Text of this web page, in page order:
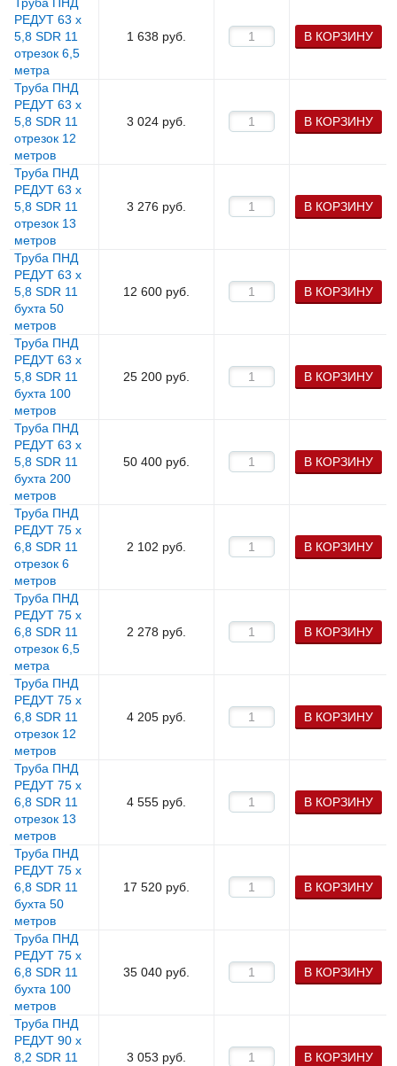
Труба ПНД
РЕДУТ 63 х
5,8 SDR 11
отрезок 6,5
метра
1 638 руб. В КОРЗИНУ
Труба ПНД
РЕДУТ 63 х
5,8 SDR 11
отрезок 12
метров
3 024 руб. В КОРЗИНУ
Труба ПНД
РЕДУТ 63 х
5,8 SDR 11
отрезок 13
метров
3 276 руб. В КОРЗИНУ
Труба ПНД
РЕДУТ 63 х
5,8 SDR 11
бухта 50
метров
12 600 руб. В КОРЗИНУ
Труба ПНД
РЕДУТ 63 х
5,8 SDR 11
бухта 100
метров
25 200 руб. В КОРЗИНУ
Труба ПНД
РЕДУТ 63 х
5,8 SDR 11
бухта 200
метров
50 400 руб. В КОРЗИНУ
Труба ПНД
РЕДУТ 75 х
6,8 SDR 11
отрезок 6
метров
2 102 руб. В КОРЗИНУ
Труба ПНД
РЕДУТ 75 х
6,8 SDR 11
отрезок 6,5
метра
2 278 руб. В КОРЗИНУ
Труба ПНД
РЕДУТ 75 х
6,8 SDR 11
отрезок 12
метров
4 205 руб. В КОРЗИНУ
Труба ПНД
РЕДУТ 75 х
6,8 SDR 11
отрезок 13
метров
4 555 руб. В КОРЗИНУ
Труба ПНД
РЕДУТ 75 х
6,8 SDR 11
бухта 50
метров
17 520 руб. В КОРЗИНУ
Труба ПНД
РЕДУТ 75 х
6,8 SDR 11
бухта 100
метров
35 040 руб. В КОРЗИНУ
Труба ПНД
РЕДУТ 90 х
8,2 SDR 11
3 053 руб. В КОРЗИНУ